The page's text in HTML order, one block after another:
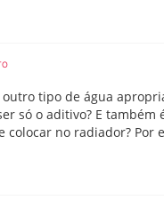
outro tipo de água
só o aditivo? E também
colocar no radiador? Por